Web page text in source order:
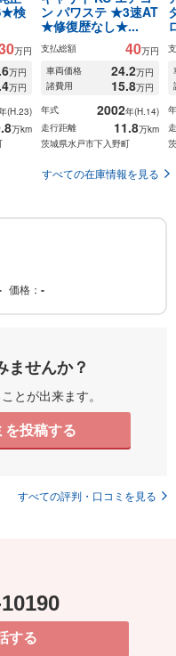
検
万円
万円
万円
(H.23)
万km
ン パワステ ★3速AT
★修復歴なし★...
支払総額 40万円
車両価格
24.2万円
諸費用
15.8万円
年式
2002年(H.14)
走行距離
11.8万km
茨城県水戸市下入野町
すべての在庫情報を見る
価格 -
ませんか？
とが出来ます。
を投稿する
すべての評判・口コミを見る
する